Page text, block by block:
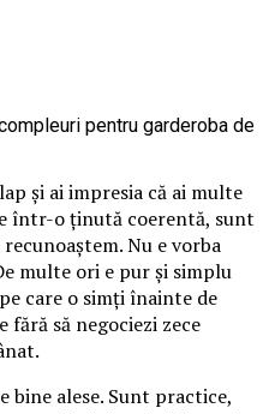
și ai impresia că ai multe
într-o ținută coerentă, sunt
Nu e vorba
multe ori e pur și simplu
care o simți înainte de
fără să negociezi zece
bine alese. Sunt practice,